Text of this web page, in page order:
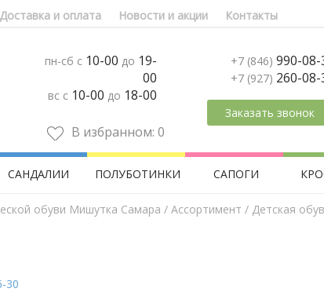
Доставка и оплата Новости и акции Контакты
пн-сб с 10-00 до 19-
00
вс с 10-00 до 18-00
В избранном: 0
+7 (846) 990-08-
+7 (927) 260-08-
Заказать звонок
САНДАЛИИ ПОЛУБОТИНКИ САПОГИ
обуви Мишутка Самара / Aссортимент / Детская